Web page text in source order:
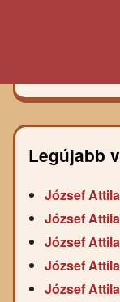
Legújabb
József
József
József
József
József